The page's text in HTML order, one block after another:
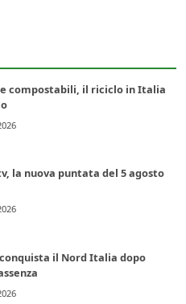
compostabili, il riciclo in Italia
la nuova puntata del 5 agosto
il Nord Italia dopo